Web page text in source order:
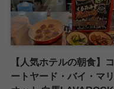
【人気ホテルの朝食】コ
ートヤード・バイ・マリ